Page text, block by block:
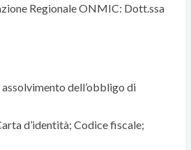
Regionale ONMIC: Dott.ssa
dell’obbligo di
d’identità; Codice fiscale;